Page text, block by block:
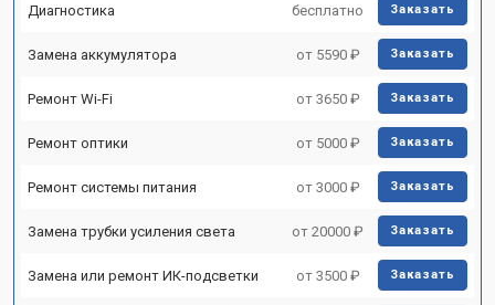
Диагностика бесплатно Заказать
Замена аккумулятора от 5590 ₽ Заказать
Ремонт Wi-Fi от 3650 ₽ Заказать
Ремонт оптики от 5000 ₽ Заказать
Ремонт системы питания от 3000 ₽ Заказать
Замена трубки усиления света от 20000 ₽ Заказать
Замена или ремонт ИК-подсветки от 3500 ₽ Заказать